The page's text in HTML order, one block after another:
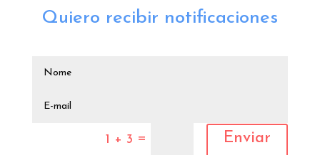
Quiero recibir notificaciones
1 + 3 = Enviar